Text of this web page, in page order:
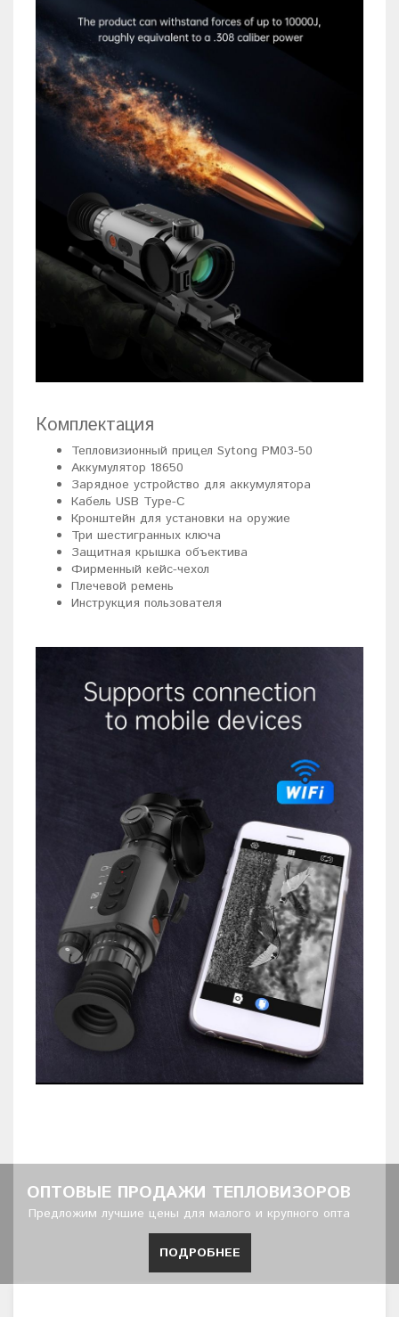
Комплектация
Тепловизионный прицел Sytong PM03-50
Аккумулятор 18650
Зарядное устройство для аккумулятора
Кабель USB Type-C
Кронштейн для установки на оружие
Три шестигранных ключа
Защитная крышка объектива
Фирменный кейс-чехол
Плечевой ремень
Инструкция пользователя
ОПТОВЫЕ ПРОДАЖИ ТЕПЛОВИЗОРОВ
Предложим лучшие цены для малого и крупного опта
ПОДРОБНЕЕ